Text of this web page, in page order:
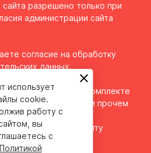
разрешено только при
администрации сайта
согласие на обработку
данных.
характеристиках, комплекте
внешнем виде и прочем
характер и
доступных к моменту
использует
cookie.
работу с
вы
с
Политикой